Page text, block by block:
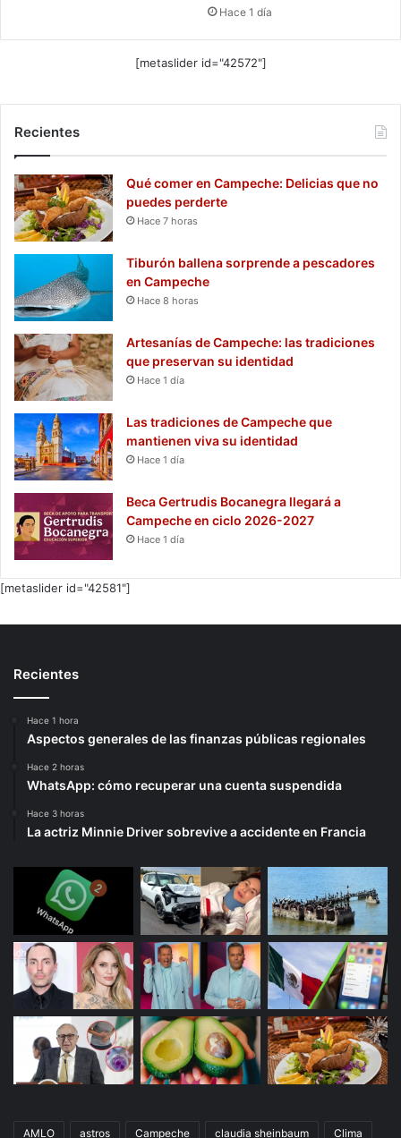
Hace 1 día
[metaslider id="42572"]
Recientes
Qué comer en Campeche: Delicias que no
puedes perderte
Hace 7 horas
Tiburón ballena sorprende a pescadores
en Campeche
Hace 8 horas
Artesanías de Campeche: las tradiciones
que preservan su identidad
Hace 1 día
Las tradiciones de Campeche que
mantienen viva su identidad
Hace 1 día
Beca Gertrudis Bocanegra llegará a
Campeche en ciclo 2026-2027
Hace 1 día
[metaslider id="42581"]
Recientes
Hace 1 hora
Aspectos generales de las finanzas públicas regionales
Hace 2 horas
WhatsApp: cómo recuperar una cuenta suspendida
Hace 3 horas
La actriz Minnie Driver sobrevive a accidente en Francia
AMLO astros Campeche claudia sheinbaum Clima